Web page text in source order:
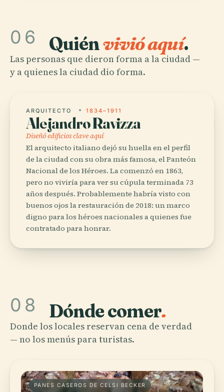
06 Quiénvivió aquí.
Las personas que dieron forma a la ciudad —
y a quienes la ciudad dio forma.
ARQUITECTO 1834–1911
Alejandro Ravizza
Diseñó edificios clave aquí
El arquitecto italiano dejó su huella en el perfil
de la ciudad con su obra más famosa, el Panteón
Nacional de los Héroes. La comenzó en 1863,
pero no viviría para ver su cúpula terminada 73
años después. Probablemente habría visto con
buenos ojos la restauración de 2018: un marco
digno para los héroes nacionales a quienes fue
contratado para honrar.
08 Dónde comer.
Donde los locales reservan cena de verdad
— no los menús para turistas.
PANES CASEROS DE CELSI BECKER